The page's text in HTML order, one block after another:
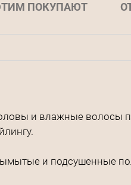
ПОКУПАЮТ
и влажные волосы
и подсушенные